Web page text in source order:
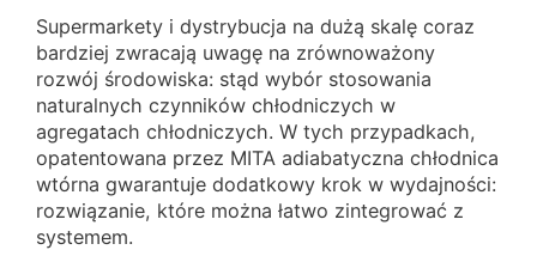
Supermarkety i dystrybucja na dużą skalę coraz
bardziej zwracają uwagę na zrównoważony
rozwój środowiska: stąd wybór stosowania
naturalnych czynników chłodniczych w
agregatach chłodniczych. W tych przypadkach,
opatentowana przez MITA adiabatyczna chłodnica
wtórna gwarantuje dodatkowy krok w wydajności:
rozwiązanie, które można łatwo zintegrować z
systemem.